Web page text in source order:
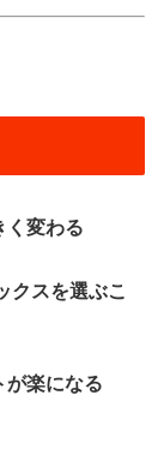
く変わる
クスを選ぶこ
が楽になる